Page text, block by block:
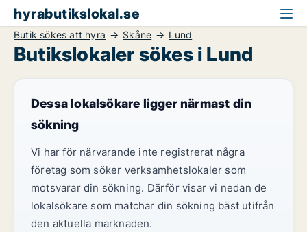
hyrabutikslokal.se
Butik sökes att hyra Skåne Lund
Butikslokaler sökes i Lund
Dessa lokalsökare ligger närmast din
sökning
Vi har för närvarande inte registrerat några
företag som söker verksamhetslokaler som
motsvarar din sökning. Därför visar vi nedan de
lokalsökare som matchar din sökning bäst utifrån
den aktuella marknaden.